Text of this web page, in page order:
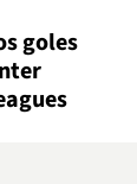
goles